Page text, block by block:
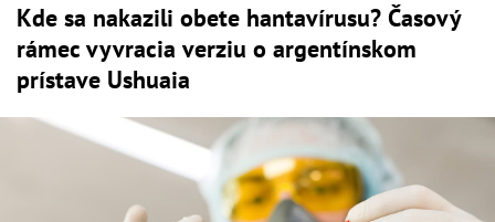
Kde sa nakazili obete hantavírusu? Časový
rámec vyvracia verziu o argentínskom
prístave Ushuaia